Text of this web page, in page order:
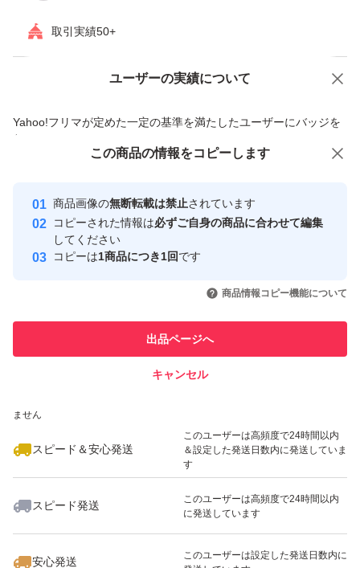
取引実績50+
ユーザーの実績について
Yahoo!フリマが定めた一定の基準を満たしたユーザーにバッジを
付与しています
安心取引出品者
心・安全なユーザーです
取引実績
引を完了させた実績があります
での取引実績があります
ません
スピード＆安心発送
このユーザーは高頻度で24時間以内
＆設定した発送日数内に発送していま
す
スピード発送
このユーザーは高頻度で24時間以内
に発送しています
安心発送
このユーザーは設定した発送日数内に
価格の相談 商品への質問
この商品の情報をコピーします
商品画像の無断転載は禁止されています
コピーされた情報は必ずご自身の商品に合わせて編集
してください
コピーは1商品につき1回です
商品情報コピー機能について
出品ページへ
キャンセル
この商品をみている人にオススメ
いいね！
3,299